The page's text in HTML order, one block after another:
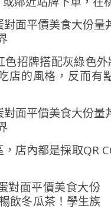
招牌搭配灰綠色
店的風格，反而有
店內都是採取QR